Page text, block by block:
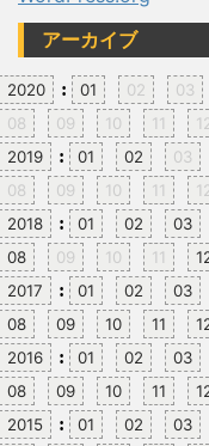
アーカイブ
2020 : 01 02 03
08
09 10 11
2019
: 01 02 03
08
09 10 11
2018
: 01 02 03
08
09 10 11
2017
: 01 02 03
08
09 10 11
2016
: 01 02 03
08
09 10 11
2015
: 01 02 03